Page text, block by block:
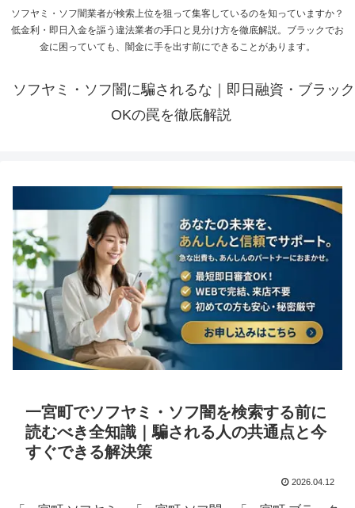
ソフヤミ・ソフ闇業者が検索上位を狙って集客しているのを知っていますか？
低金利・即日入金を謳う違法業者の手口と見分け方を徹底解説。ブラックでお
金に困っていても、闇金に手を出す前にできることがあります。
ソフヤミ・ソフ闇に騙されるな｜即日融資・ブラック
OKの罠を徹底解説
一宮町でソフヤミ・ソフ闇を検索する前に
読むべき全知識｜騙される人の共通点と今
すぐできる解決策
2026.04.12